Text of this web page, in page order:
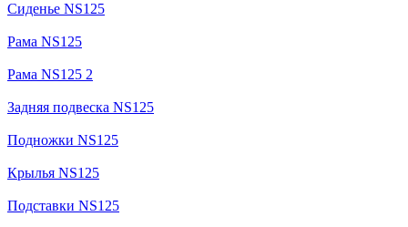
Сиденье NS125
Рама NS125
Рама NS125 2
Задняя подвеска NS125
Подножки NS125
Крылья NS125
Подставки NS125